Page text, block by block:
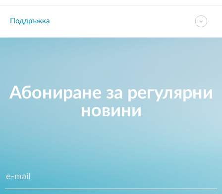
Поддръжка
Абониране за регулярни
новини